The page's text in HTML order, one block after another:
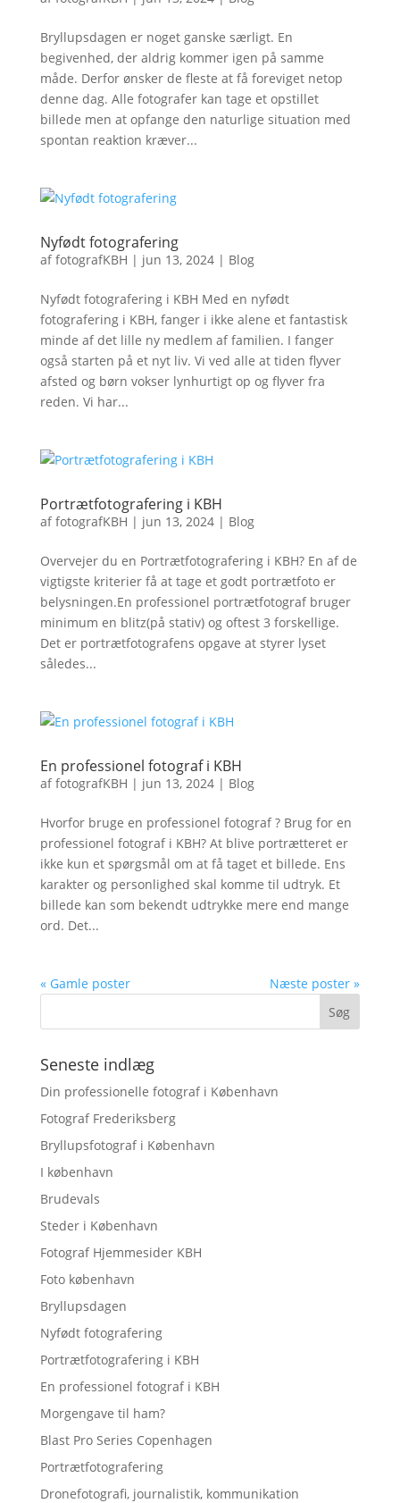
Bryllupsdagen er noget ganske særligt. En
begivenhed, der aldrig kommer igen på samme
måde. Derfor ønsker de fleste at få foreviget netop
denne dag. Alle fotografer kan tage et opstillet
billede men at opfange den naturlige situation med
spontan reaktion kræver...
Nyfødt fotografering
affotografKBH | jun 13, 2024| Blog
Nyfødt fotografering i KBH Med en nyfødt
fotografering i KBH, fanger i ikke alene et fantastisk
minde af det lille ny medlem af familien. I fanger
også starten på et nyt liv. Vi ved alle at tiden flyver
afsted og børn vokser lynhurtigt op og flyver fra
reden. Vi har...
Portrætfotografering i KBH
affotografKBH | jun 13, 2024| Blog
Overvejer du en Portrætfotografering i KBH? En af de
vigtigste kriterier få at tage et godt portrætfoto er
belysningen.En professionel portrætfotograf bruger
minimum en blitz(på stativ) og oftest 3 forskellige.
Det er portrætfotografens opgave at styrer lyset
således...
En professionel fotograf i KBH
affotografKBH | jun 13, 2024| Blog
Hvorfor bruge en professionel fotograf ? Brug for en
professionel fotograf i KBH? At blive portrætteret er
ikke kun et spørgsmål om at få taget et billede. Ens
karakter og personlighed skal komme til udtryk. Et
billede kan som bekendt udtrykke mere end mange
ord. Det...
« Gamle poster Næste poster »
Seneste indlæg
Din professionelle fotograf i København
Fotograf Frederiksberg
Bryllupsfotograf i København
I københavn
Brudevals
Steder i København
Fotograf Hjemmesider KBH
Foto københavn
Bryllupsdagen
Nyfødt fotografering
Portrætfotografering i KBH
En professionel fotograf i KBH
Morgengave til ham?
Blast Pro Series Copenhagen
Portrætfotografering
Dronefotografi, journalistik, kommunikation